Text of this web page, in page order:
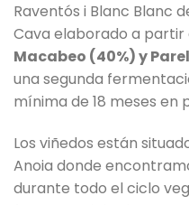
Raventós i Blanc Blanc
Cava elaborado a partir
Macabeo (40%) y
una segunda
mínima de 18 meses en
Los viñedos están
Anoia donde
durante todo el ciclo